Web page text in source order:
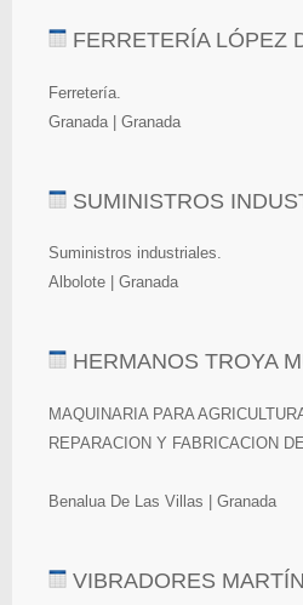
FERRETERÍA LÓPEZ
Ferretería.
Granada | Granada
SUMINISTROS
Suministros industriales.
Albolote | Granada
HERMANOS TROYA
MAQUINARIA PARA
REPARACION Y FABRICACION
Benalua De Las Villas | Granada
VIBRADORES